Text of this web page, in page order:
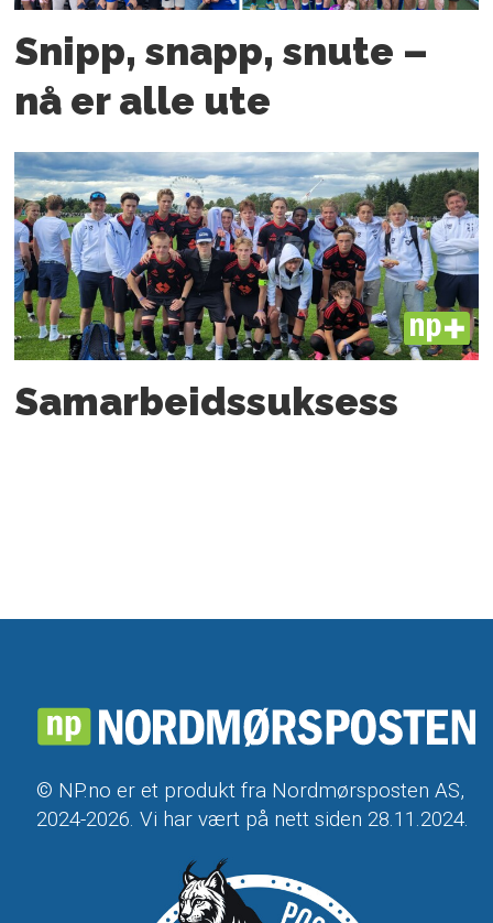
Snipp, snapp, snute –
nå er alle ute
PLUS
Samarbeids­suksess
© NP.no er et produkt fra Nordmørsposten AS,
2024-2026. Vi har vært på nett siden 28.11.2024.